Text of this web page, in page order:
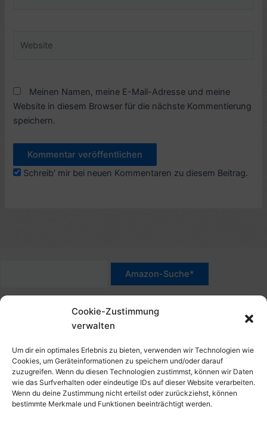
Cookie-Zustimmung
verwalten
Um dir ein optimales Erlebnis zu bieten, verwenden wir Technologien wie
Cookies, um Geräteinformationen zu speichern und/oder darauf
zuzugreifen. Wenn du diesen Technologien zustimmst, können wir Daten
wie das Surfverhalten oder eindeutige IDs auf dieser Website verarbeiten.
Wenn du deine Zustimmung nicht erteilst oder zurückziehst, können
bestimmte Merkmale und Funktionen beeinträchtigt werden.
Meinen Namen, meine E-Mail-Adresse und meine
Website in diesem Browser für die nächste Kommentierung
speichern.
Schreib' mir bei neuen Kommentaren zu diesem Beitrag.
*Werbehinweis für Links mit Hinweis "Amazon-Werbelink(s)",
"Amazon-Suche" und/oder mit Sternchen (*): Das sind Affiliate-
Link. Wenn Du auf der verlinkten Website etwas kaufst, erhalte
Aufschlag – und unterstützt diese Seite. Als Amazon-Partner
verdiene ich an qualifizierten Verkäufen. Dies gilt auch für
Klicks/Tipps auf Produktbilder, die mit einer Händler-Seite wie
Amazon verlinkt sind.